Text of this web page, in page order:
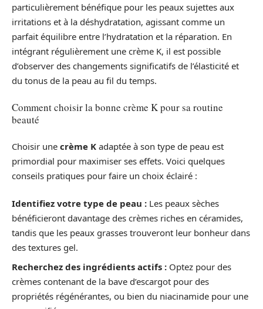
particulièrement bénéfique pour les peaux sujettes aux
irritations et à la déshydratation, agissant comme un
parfait équilibre entre l’hydratation et la réparation. En
intégrant régulièrement une crème K, il est possible
d’observer des changements significatifs de l’élasticité et
du tonus de la peau au fil du temps.
Comment choisir la bonne crème K pour sa routine
beauté
Choisir une crème K adaptée à son type de peau est
primordial pour maximiser ses effets. Voici quelques
conseils pratiques pour faire un choix éclairé :
Identifiez votre type de peau : Les peaux sèches
bénéficieront davantage des crèmes riches en céramides,
tandis que les peaux grasses trouveront leur bonheur dans
des textures gel.
Recherchez des ingrédients actifs : Optez pour des
crèmes contenant de la bave d’escargot pour des
propriétés régénérantes, ou bien du niacinamide pour une